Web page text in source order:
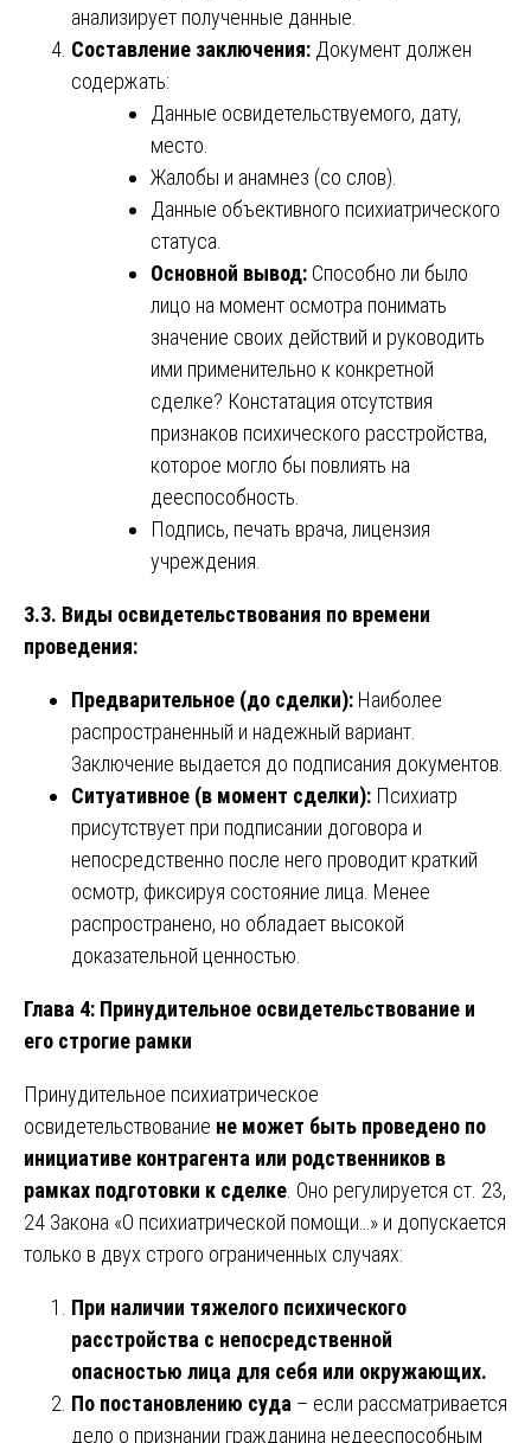
анализирует полученные данные.
Составление заключения: Документ должен
содержать:
Данные освидетельствуемого, дату,
место.
Жалобы и анамнез (со слов).
Данные объективного психиатрического
статуса.
Основной вывод: Способно ли было
лицо на момент осмотра понимать
значение своих действий и руководить
ими применительно к конкретной
сделке? Констатация отсутствия
признаков психического расстройства,
которое могло бы повлиять на
дееспособность.
Подпись, печать врача, лицензия
учреждения.
3.3. Виды освидетельствования по времени
проведения:
Предварительное (до сделки): Наиболее
распространенный и надежный вариант.
Заключение выдается до подписания документов.
Ситуативное (в момент сделки): Психиатр
присутствует при подписании договора и
непосредственно после него проводит краткий
осмотр, фиксируя состояние лица. Менее
распространено, но обладает высокой
доказательной ценностью.
Глава 4: Принудительное освидетельствование и
его строгие рамки
Принудительное психиатрическое
освидетельствование не может быть проведено по
инициативе контрагента или родственников в
рамках подготовки к сделке . Оно регулируется ст. 23,
24 Закона «О психиатрической помощи…» и допускается
только в двух строго ограниченных случаях:
При наличии тяжелого психического
расстройства с непосредственной
опасностью лица для себя или окружающих.
По постановлению суда – если рассматривается
дело о признании гражданина недееспособным